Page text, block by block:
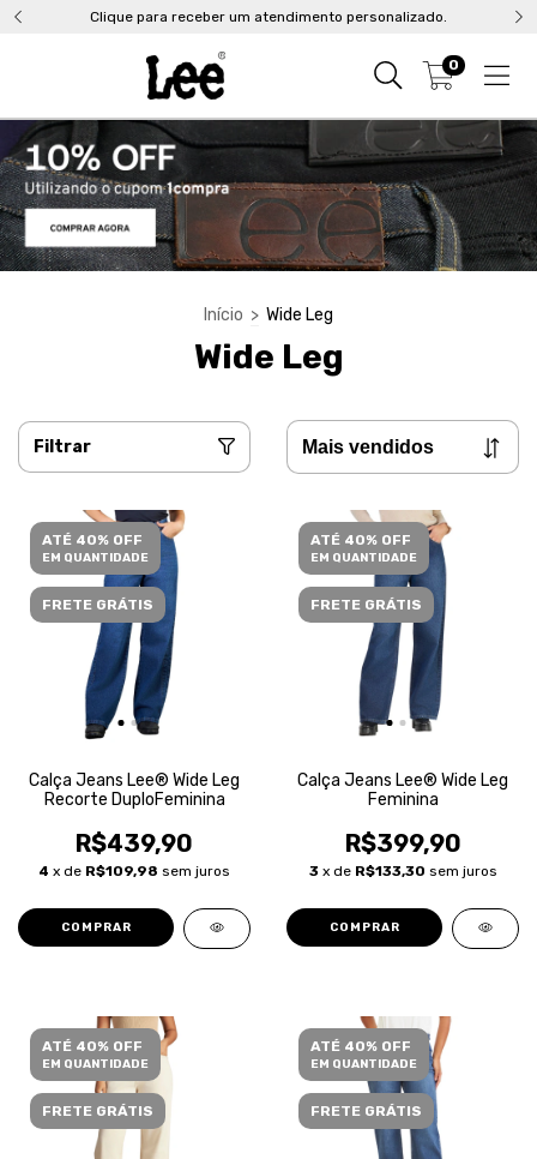
Clique para receber um atendimento personalizado.
0
Início > Wide Leg
Wide Leg
Filtrar
ATÉ 40% OFF
EM QUANTIDADE
FRETE GRÁTIS
Calça Jeans Lee® Wide Leg
Recorte DuploFeminina
R$439,90
4 x de R$109,98 sem juros
COMPRAR
ATÉ 40% OFF
EM QUANTIDADE
FRETE GRÁTIS
Calça Jeans Lee® Wide Leg
Feminina
R$399,90
3 x de R$133,30 sem juros
COMPRAR
ATÉ 40% OFF
EM QUANTIDADE
FRETE GRÁTIS
ATÉ 40% OFF
EM QUANTIDADE
FRETE GRÁTIS